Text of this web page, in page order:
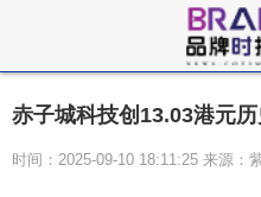
赤子城科技创13.03港元
时间：2025-09-10 18:11:25 来源：